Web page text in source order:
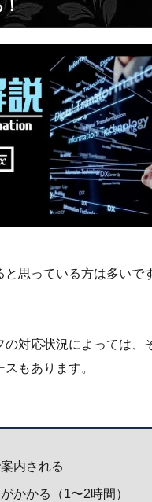
！
と思っている方は多いで
の対応状況によっては、
もあります。
内される
かかる（1〜2時間）